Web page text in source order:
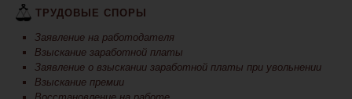
ТРУДОВЫЕ СПОРЫ
Заявление на работодателя
Взыскание заработной платы
Заявление о взыскании заработной платы при увольнении
Взыскание премии